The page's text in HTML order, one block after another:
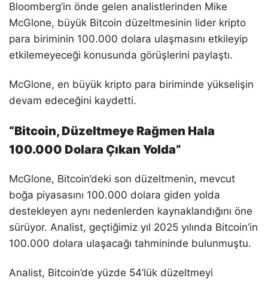
Bloomberg’in önde gelen analistlerinden Mike
McGlone, büyük Bitcoin düzeltmesinin lider kripto
para biriminin 100.000 dolara ulaşmasını etkileyip
etkilemeyeceği konusunda görüşlerini paylaştı.
McGlone, en büyük kripto para biriminde yükselişin
devam edeceğini kaydetti.
“Bitcoin, Düzeltmeye Rağmen Hala
100.000 Dolara Çıkan Yolda”
McGlone, Bitcoin’deki son düzeltmenin, mevcut
boğa piyasasını 100.000 dolara giden yolda
destekleyen aynı nedenlerden kaynaklandığını öne
sürüyor. Analist, geçtiğimiz yıl 2025 yılında Bitcoin’in
100.000 dolara ulaşacağı tahmininde bulunmuştu.
Analist, Bitcoin’de yüzde 54’lük düzeltmeyi